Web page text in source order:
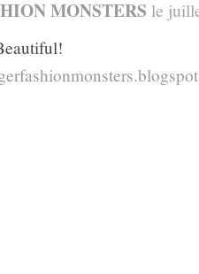
MONSTERS le